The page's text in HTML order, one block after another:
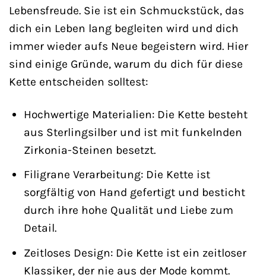
Lebensfreude. Sie ist ein Schmuckstück, das
dich ein Leben lang begleiten wird und dich
immer wieder aufs Neue begeistern wird. Hier
sind einige Gründe, warum du dich für diese
Kette entscheiden solltest:
Hochwertige Materialien: Die Kette besteht
aus Sterlingsilber und ist mit funkelnden
Zirkonia-Steinen besetzt.
Filigrane Verarbeitung: Die Kette ist
sorgfältig von Hand gefertigt und besticht
durch ihre hohe Qualität und Liebe zum
Detail.
Zeitloses Design: Die Kette ist ein zeitloser
Klassiker, der nie aus der Mode kommt.